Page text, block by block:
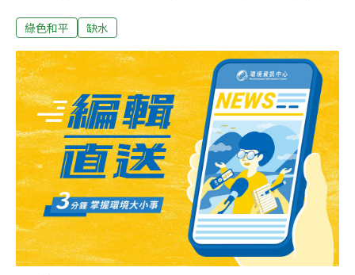
本研究是根據台灣氣候變遷推估與調適平台資料，以聯合
以2080至2100年對比基準年（1980至2005），推估台灣
水庫區連續無雨日的比例。根據研究資料，台灣世紀末連
續無雨日以南投日月潭、頭社水庫最久，比例增加
51.3%、高雄澄清湖水庫49.4%、曾文水庫46.6%等；北部
翡翠水庫也延長19.2%；東部宜蘭羅東攔河堰則延長
30.8%。
綠色和平 缺水